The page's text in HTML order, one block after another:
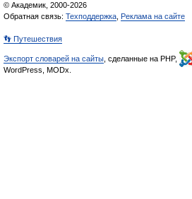
© Академик, 2000-2026
Обратная связь: Техподдержка Реклама на сайте
👣 Путешествия
Экспорт словарей на сайты , сделанные на PHP,
WordPress, MODx.